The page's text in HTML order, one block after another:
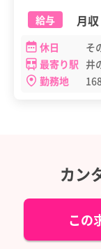
給与
月収
休日
そ
最寄り駅 井
勤務地
カン
この